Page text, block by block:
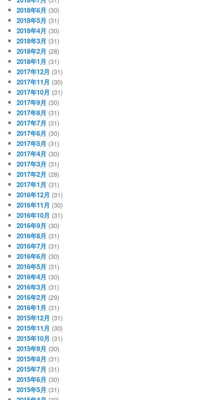
2018年6月 (30)
2018年5月 (31)
2018年4月 (30)
2018年3月 (31)
2018年2月 (28)
2018年1月 (31)
2017年12月 (31)
2017年11月 (30)
2017年10月 (31)
2017年9月 (30)
2017年8月 (31)
2017年7月 (31)
2017年6月 (30)
2017年5月 (31)
2017年4月 (30)
2017年3月 (31)
2017年2月 (28)
2017年1月 (31)
2016年12月 (31)
2016年11月 (30)
2016年10月 (31)
2016年9月 (30)
2016年8月 (31)
2016年7月 (31)
2016年6月 (30)
2016年5月 (31)
2016年4月 (30)
2016年3月 (31)
2016年2月 (29)
2016年1月 (31)
2015年12月 (31)
2015年11月 (30)
2015年10月 (31)
2015年9月 (30)
2015年8月 (31)
2015年7月 (31)
2015年6月 (30)
2015年5月 (31)